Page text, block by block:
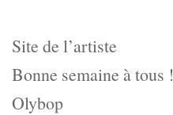
Site de l’artiste
Bonne semaine à tous !
Olybop